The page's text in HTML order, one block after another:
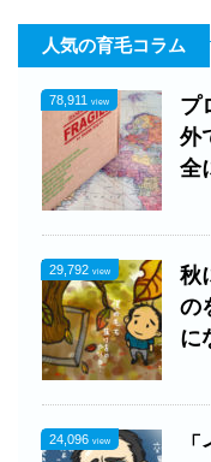
人気の育毛コラム
78,911 view
プ
外
全
29,792 view
秋
の
に
24,096 view